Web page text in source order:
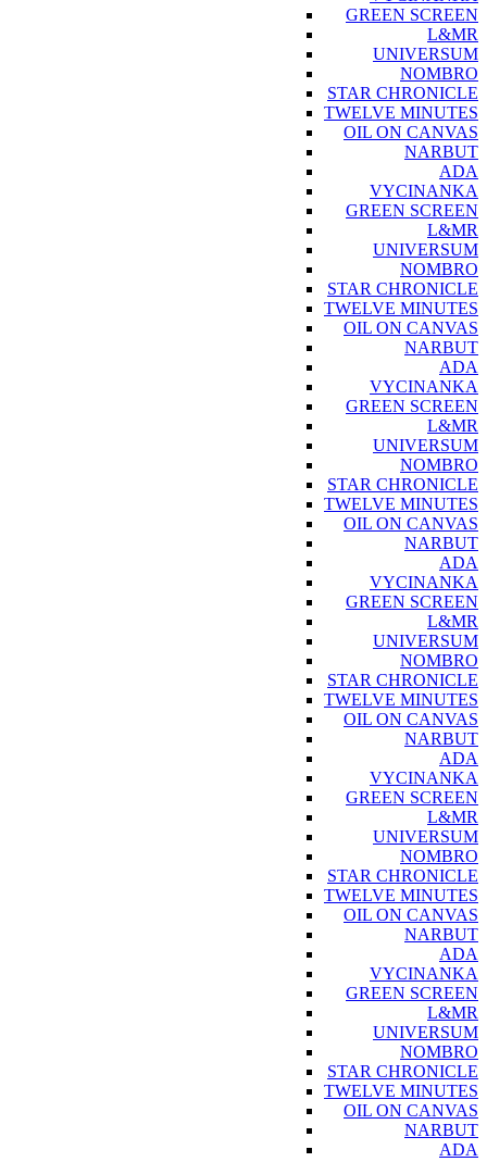
GREEN SCREEN
L&MR
UNIVERSUM
NOMBRO
STAR CHRONICLE
TWELVE MINUTES
OIL ON CANVAS
NARBUT
ADA
VYCINANKA
GREEN SCREEN
L&MR
UNIVERSUM
NOMBRO
STAR CHRONICLE
TWELVE MINUTES
OIL ON CANVAS
NARBUT
ADA
VYCINANKA
GREEN SCREEN
L&MR
UNIVERSUM
NOMBRO
STAR CHRONICLE
TWELVE MINUTES
OIL ON CANVAS
NARBUT
ADA
VYCINANKA
GREEN SCREEN
L&MR
UNIVERSUM
NOMBRO
STAR CHRONICLE
TWELVE MINUTES
OIL ON CANVAS
NARBUT
ADA
VYCINANKA
GREEN SCREEN
L&MR
UNIVERSUM
NOMBRO
STAR CHRONICLE
TWELVE MINUTES
OIL ON CANVAS
NARBUT
ADA
VYCINANKA
GREEN SCREEN
L&MR
UNIVERSUM
NOMBRO
STAR CHRONICLE
TWELVE MINUTES
OIL ON CANVAS
NARBUT
ADA